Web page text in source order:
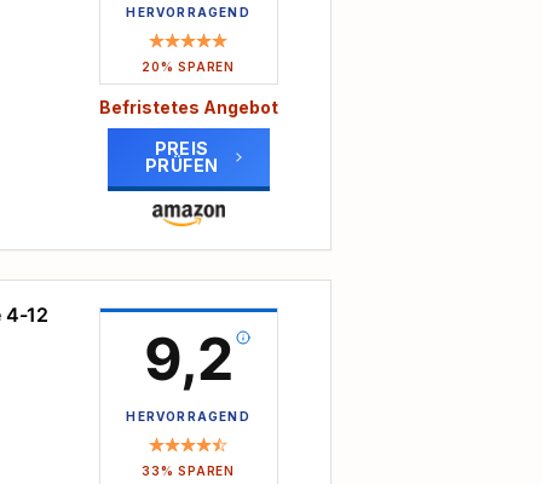
3
es
HERVORRAGEND
20% SPAREN
Befristetes Angebot
PREIS
PRÜFEN
4-12
9,2
HERVORRAGEND
33% SPAREN